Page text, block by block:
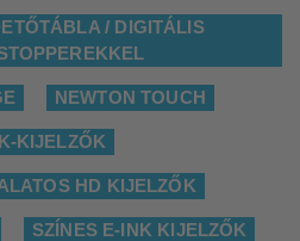
/ DIGITÁLIS
NEWTON TOUCH
KIJELZŐK
HD KIJELZŐK
SZÍNES E-INK KIJELZŐK